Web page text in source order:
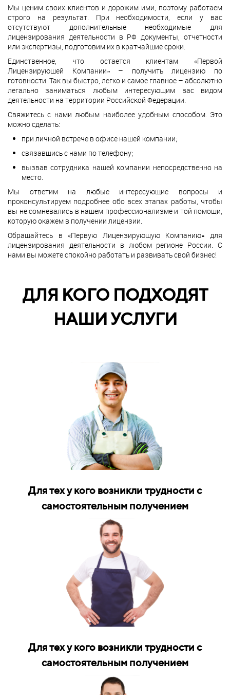
Мы ценим своих клиентов и дорожим ими, поэтому работаем
строго на результат. При необходимости, если у вас
отсутствуют дополнительные необходимые для
лицензирования деятельности в РФ документы, отчетности
или экспертизы, подготовим их в кратчайшие сроки.
Единственное, что остается клиентам «Первой
Лицензирующей Компании» – получить лицензию по
готовности. Так вы быстро, легко и самое главное – абсолютно
легально заниматься любым интересующим вас видом
деятельности на территории Российской Федерации.
Свяжитесь с нами любым наиболее удобным способом. Это
можно сделать:
при личной встрече в офисе нашей компании;
связавшись с нами по телефону;
вызвав сотрудника нашей компании непосредственно на
место.
Мы ответим на любые интересующие вопросы и
проконсультируем подробнее обо всех этапах работы, чтобы
вы не сомневались в нашем профессионализме и той помощи,
которую окажем в получении лицензии.
Обращайтесь в «Первую Лицензирующую Компанию» для
лицензирования деятельности в любом регионе России. С
нами вы можете спокойно работать и развивать свой бизнес!
ДЛЯ КОГО ПОДХОДЯТ
НАШИ УСЛУГИ
Для тех у кого возникли трудности с
самостоятельным получением
Для тех у кого возникли трудности с
самостоятельным получением